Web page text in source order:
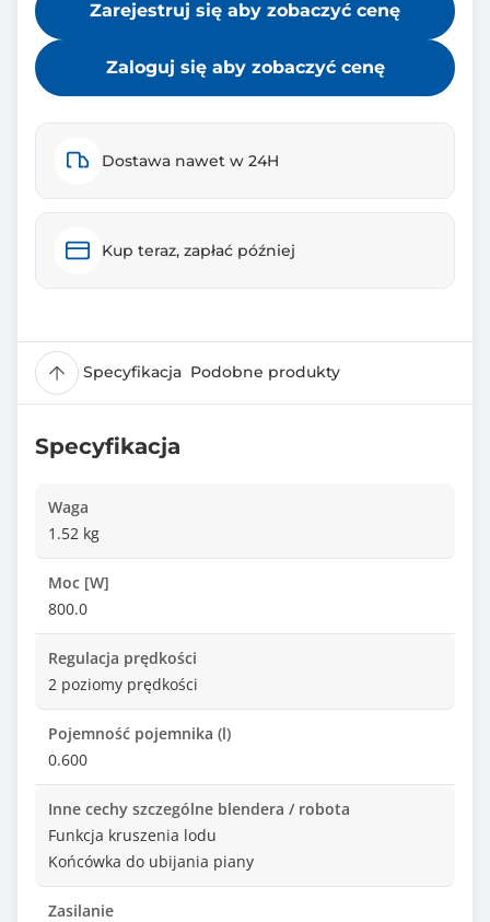
Zarejestruj się aby zobaczyć cenę
Zaloguj się aby zobaczyć cenę
Dostawa nawet w 24H
Kup teraz, zapłać później
Specyfikacja Podobne produkty
Specyfikacja
Waga
1.52 kg
Moc [W]
800.0
Regulacja prędkości
2 poziomy prędkości
Pojemność pojemnika (l)
0.600
Inne cechy szczególne blendera / robota
Funkcja kruszenia lodu
Końcówka do ubijania piany
Zasilanie